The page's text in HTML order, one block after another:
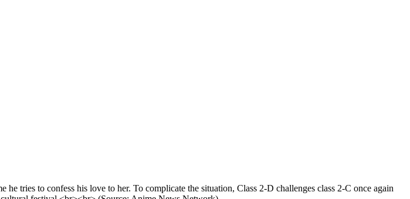
tries to confess his love to her. To complicate the situation, Class 2-D challenges class 2-C once again